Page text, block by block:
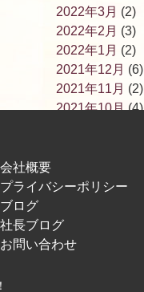
2022年3月 (2)
2022年2月 (3)
2022年1月 (2)
2021年12月 (6)
2021年11月 (2)
2021年10月(4)
2021年6月(3)
2021年4月
2021年3月
会社概要
プライバシーポリシー
ブログ
社長ブログ
お問い合わせ